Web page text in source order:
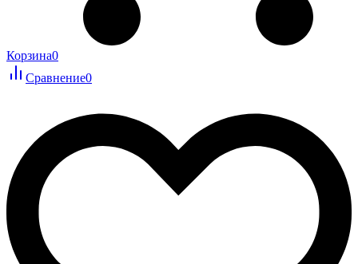
Корзина0
Сравнение0